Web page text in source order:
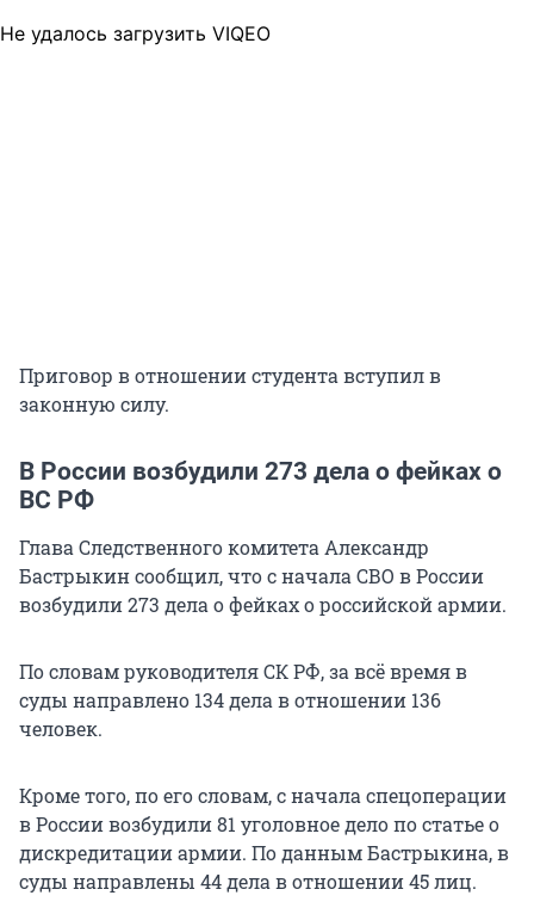
Не удалось загрузить VIQEO
Приговор в отношении студента вступил в
законную силу.
В России возбудили 273 дела о фейках о
ВС РФ
Глава Следственного комитета Александр
Бастрыкин сообщил, что с начала СВО в России
возбудили 273 дела о фейках о российской армии.
По словам руководителя СК РФ, за всё время в
суды направлено 134 дела в отношении 136
человек.
Кроме того, по его словам, с начала спецоперации
в России возбудили 81 уголовное дело по статье о
дискредитации армии. По данным Бастрыкина, в
суды направлены 44 дела в отношении 45 лиц.